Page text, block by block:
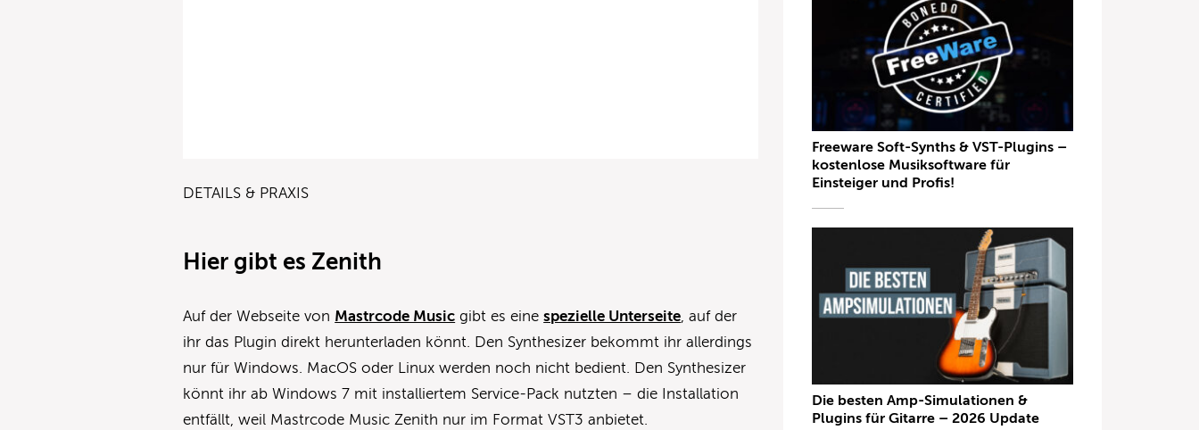
DETAILS & PRAXIS
Hier gibt es Zenith
Auf der Webseite von Mastrcode Music gibt es einespezielle Unterseite, auf der
ihr das Plugin direkt herunterladen könnt. Den Synthesizer bekommt ihr allerdings
nur für Windows. MacOS oder Linux werden noch nicht bedient. Den Synthesizer
könnt ihr ab Windows 7 mit installiertem Service-Pack nutzten – die Installation
entfällt, weil Mastrcode Music Zenith nur im Format VST3 anbietet.
Freeware Soft-Synths & VST-Plugins –
kostenlose Musiksoftware für
Einsteiger und Profis!
Die besten Amp-Simulationen &
Plugins für Gitarre – 2026 Update